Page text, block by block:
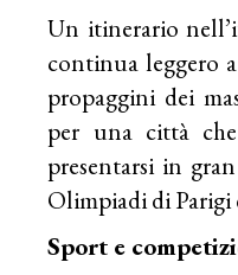
Un itinerario
continua leggero
propaggini dei
per una città
presentarsi in
Olimpiadi di Parigi
Sport e